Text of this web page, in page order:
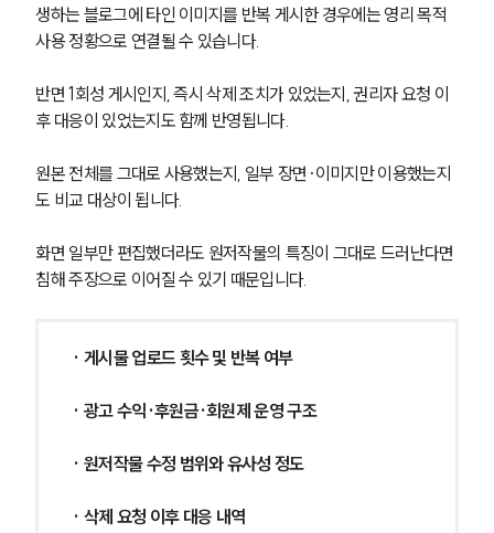
생하는 블로그에 타인 이미지를 반복 게시한 경우에는 영리 목적
사용 정황으로 연결될 수 있습니다.
반면 1회성 게시인지, 즉시 삭제 조치가 있었는지, 권리자 요청 이
후 대응이 있었는지도 함께 반영됩니다.
원본 전체를 그대로 사용했는지, 일부 장면·이미지만 이용했는지
도 비교 대상이 됩니다.
화면 일부만 편집했더라도 원저작물의 특징이 그대로 드러난다면
침해 주장으로 이어질 수 있기 때문입니다.
· 게시물 업로드 횟수 및 반복 여부
· 광고 수익·후원금·회원제 운영 구조
· 원저작물 수정 범위와 유사성 정도
· 삭제 요청 이후 대응 내역